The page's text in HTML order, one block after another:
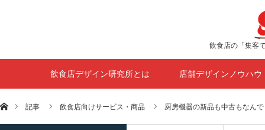
飲食店の「集客
飲食店デザイン研究所とは 店舗デザインノウハウ
ホーム記事 飲食店向けサービス・商品 厨房機器の新品も中古もなん